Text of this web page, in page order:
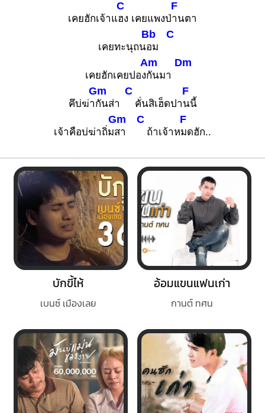
เคยฮักเจ้าแ
C
ฮง เคยแพงป่
F
านตา
เคยทะนุถน
Bb
อม
C
เคยฮักเคยปอง
Am
กันมา
Dm
คึบ่ฆ่า
Gm
กันส่า
C
คั่นสิเฮ็ดปา
F
นนี้
เจ้าคือบ่ฆ่าถิ่ม
Gm
สา
C
ถ้าเจ้าห
F
มดฮัก..
บักขี้ไห้
เบนซ์ เมืองเลย
อ้อมแขนแฟนเก่า
กานต์ ทศน